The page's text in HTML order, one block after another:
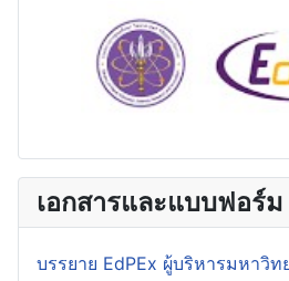
เอกสารและแบบฟอร์ม
บรรยาย EdPEx ผู้บริหารมหาวิท